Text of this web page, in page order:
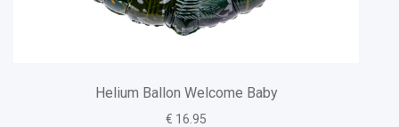
Helium Ballon Welcome Baby
€ 16.95